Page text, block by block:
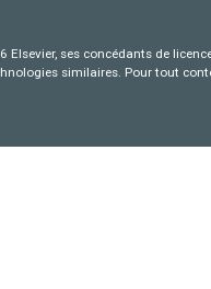
ses concédants de
similaires. Pour tout